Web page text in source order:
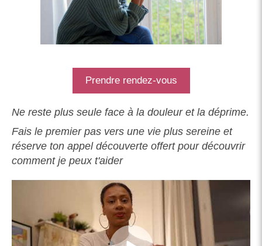
Prendre rendez-vous
Ne reste plus seule face à la douleur et la déprime.
Fais le premier pas vers une vie plus sereine et
réserve ton appel découverte offert pour découvrir
comment je peux t'aider